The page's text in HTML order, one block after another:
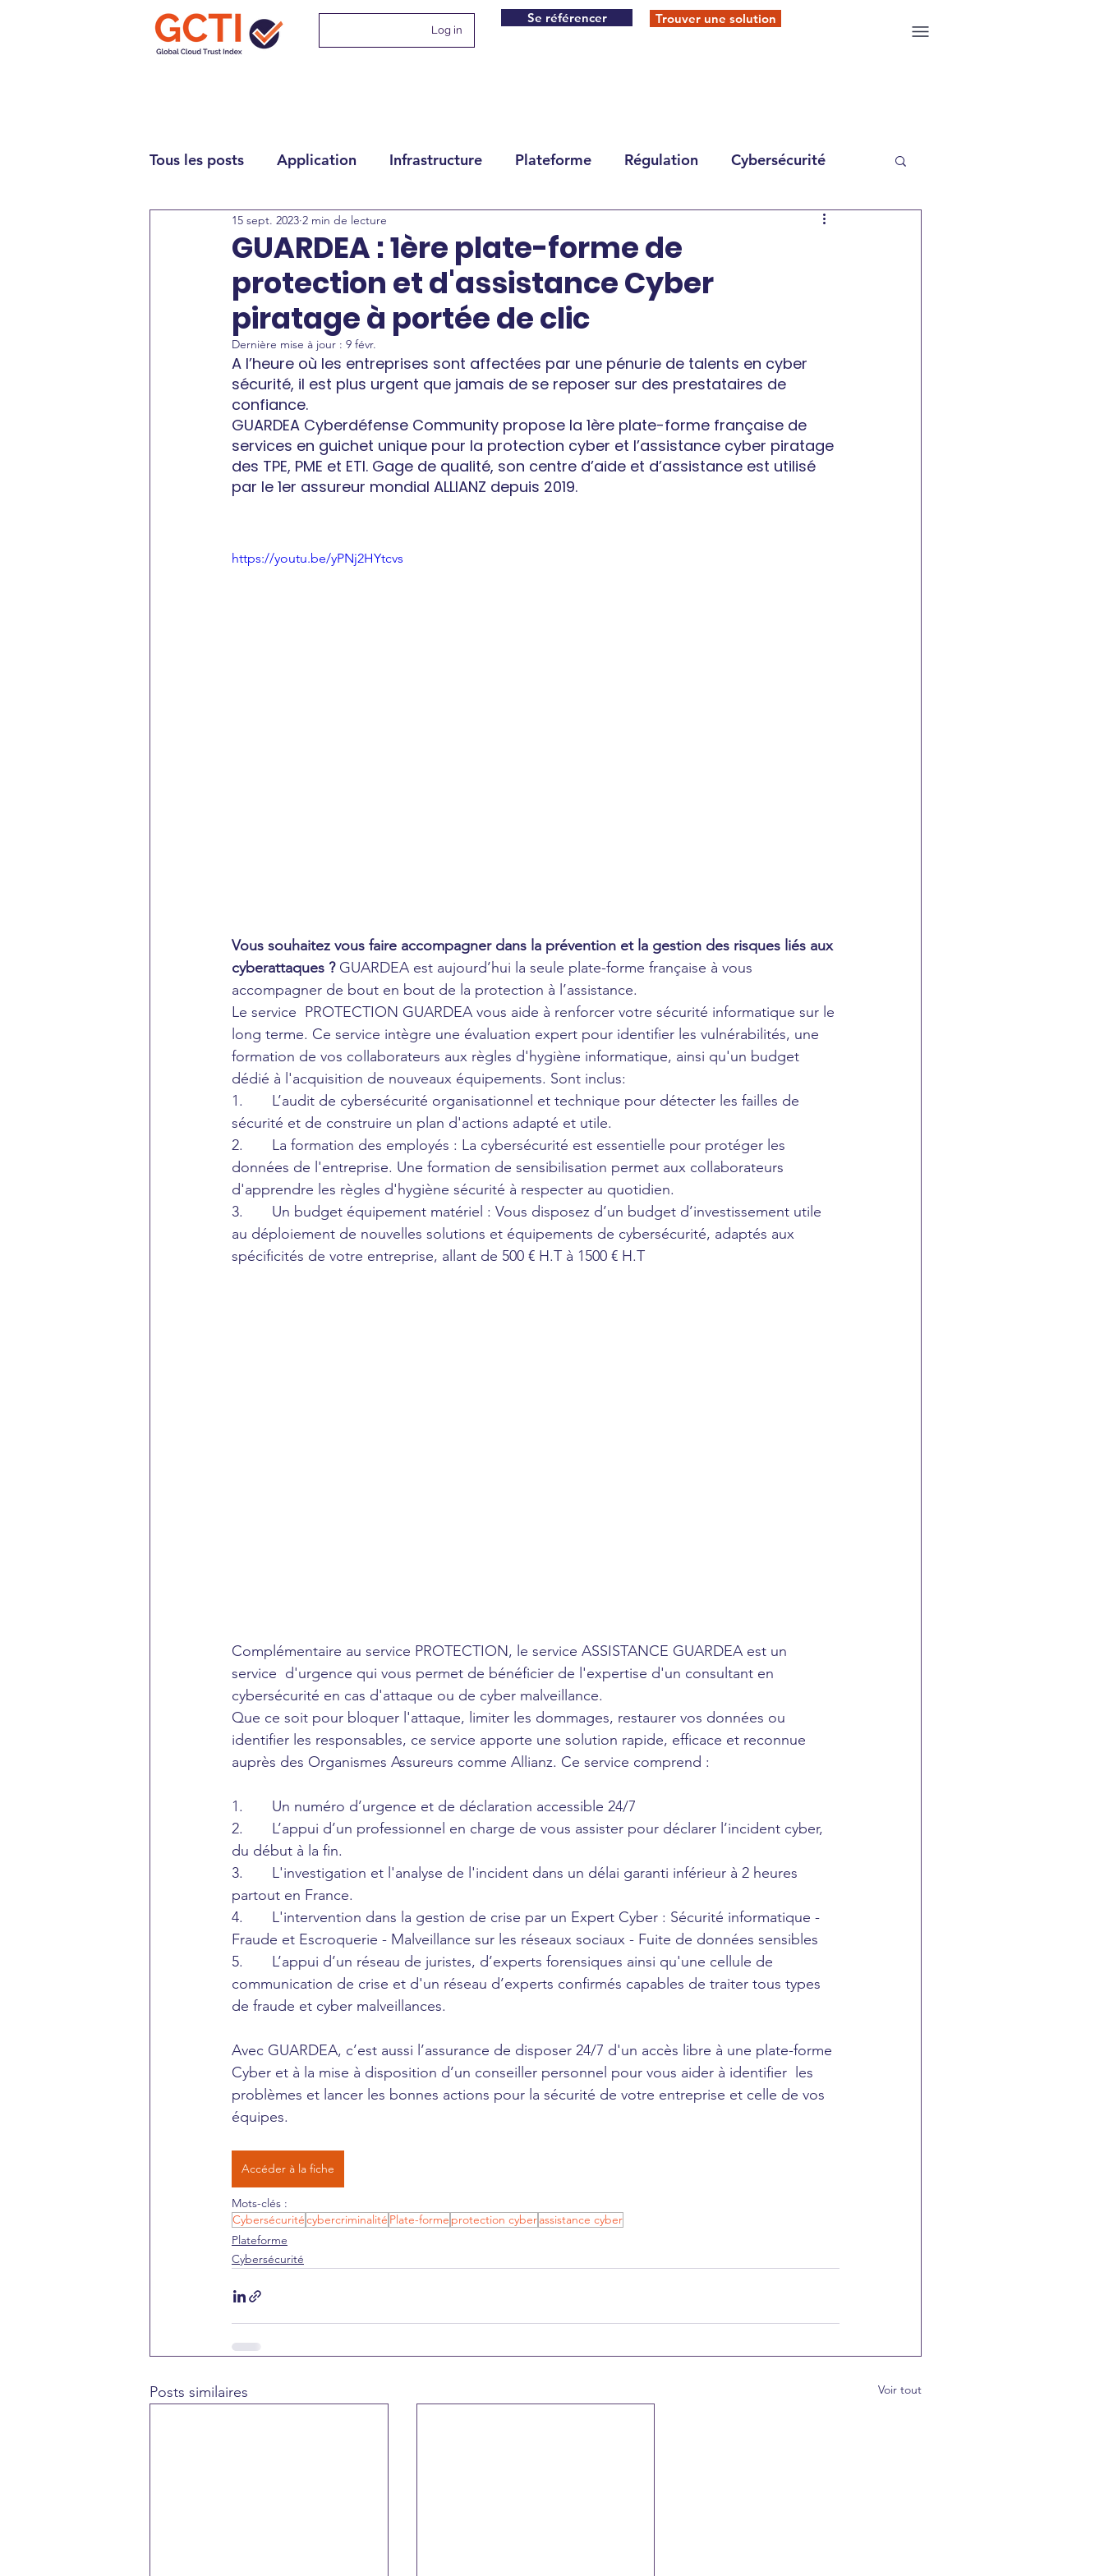
Log in
Se référencer Trouver une solution
Tous les posts Application Infrastructure Plateforme Régulation Cybersécurité
GUARDEA : 1ère plate-forme de
protection et d'assistance Cyber
piratage à portée de clic
15 sept. 2023 2 min de lecture
Dernière mise à jour : 9 févr.
A l’heure où les entreprises sont affectées par une pénurie de talents en cyber
sécurité, il est plus urgent que jamais de se reposer sur des prestataires de
confiance.
GUARDEA Cyberdéfense Community propose la 1ère plate-forme française de
services en guichet unique pour la protection cyber et l’assistance cyber piratage
des TPE, PME et ETI. Gage de qualité, son centre d’aide et d’assistance est utilisé
par le 1er assureur mondial ALLIANZ depuis 2019.
https://youtu.be/yPNj2HYtcvs
Vous souhaitez vous faire accompagner dans la prévention et la gestion des risques liés aux
cyberattaques ? GUARDEA est aujourd’hui la seule plate-forme française à vous
accompagner de bout en bout de la protection à l’assistance.
Le service  PROTECTION GUARDEA vous aide à renforcer votre sécurité informatique sur le
long terme. Ce service intègre une évaluation expert pour identifier les vulnérabilités, une
formation de vos collaborateurs aux règles d'hygiène informatique, ainsi qu'un budget
dédié à l'acquisition de nouveaux équipements. Sont inclus:
1.       L’audit de cybersécurité organisationnel et technique pour détecter les failles de
sécurité et de construire un plan d'actions adapté et utile.
2.       La formation des employés : La cybersécurité est essentielle pour protéger les
données de l'entreprise. Une formation de sensibilisation permet aux collaborateurs
d'apprendre les règles d'hygiène sécurité à respecter au quotidien.
3.       Un budget équipement matériel : Vous disposez d’un budget d’investissement utile
au déploiement de nouvelles solutions et équipements de cybersécurité, adaptés aux
spécificités de votre entreprise, allant de 500 € H.T à 1500 € H.T
Complémentaire au service PROTECTION, le service ASSISTANCE GUARDEA est un
service  d'urgence qui vous permet de bénéficier de l'expertise d'un consultant en
cybersécurité en cas d'attaque ou de cyber malveillance.
Que ce soit pour bloquer l'attaque, limiter les dommages, restaurer vos données ou
identifier les responsables, ce service apporte une solution rapide, efficace et reconnue
auprès des Organismes Assureurs comme Allianz. Ce service comprend :
1.       Un numéro d’urgence et de déclaration accessible 24/7
2.       L’appui d’un professionnel en charge de vous assister pour déclarer l’incident cyber,
du début à la fin.
3.       L'investigation et l'analyse de l'incident dans un délai garanti inférieur à 2 heures
partout en France.
4.       L'intervention dans la gestion de crise par un Expert Cyber : Sécurité informatique -
Fraude et Escroquerie - Malveillance sur les réseaux sociaux - Fuite de données sensibles
5.       L’appui d’un réseau de juristes, d’experts forensiques ainsi qu'une cellule de
communication de crise et d'un réseau d’experts confirmés capables de traiter tous types
de fraude et cyber malveillances.
Avec GUARDEA, c’est aussi l’assurance de disposer 24/7 d'un accès libre à une plate-forme
Cyber et à la mise à disposition d’un conseiller personnel pour vous aider à identifier  les
problèmes et lancer les bonnes actions pour la sécurité de votre entreprise et celle de vos
équipes.
Accéder à la fiche
Mots-clés :
Cybersécuritécybercriminalité Plate-forme protection cyberassistance cyber
Plateforme
Cybersécurité
Posts similaires Voir tout